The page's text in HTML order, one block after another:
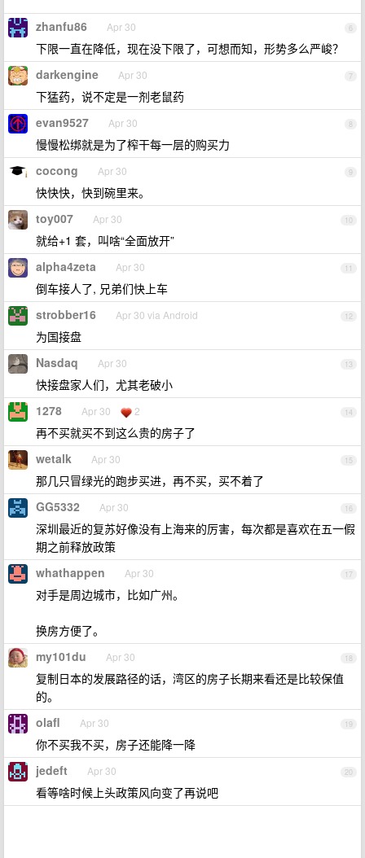
6
zhanfu86 Apr 30
下限一直在降低，现在没下限了，可想而知，形势多么严峻？
7
darkengine Apr 30
下猛药，说不定是一剂老鼠药
8
evan9527 Apr 30
慢慢松绑就是为了榨干每一层的购买力
9
cocong Apr 30
快快快，快到碗里来。
10
toy007 Apr 30
就给+1 套，叫啥“全面放开”
11
alpha4zeta Apr 30
倒车接人了, 兄弟们快上车
12
strobber16 Apr 30 via Android
为国接盘
13
Nasdaq Apr 30
快接盘家人们，尤其老破小
14
1278 Apr 30 2
再不买就买不到这么贵的房子了
15
wetalk Apr 30
那几只冒绿光的跑步买进，再不买，买不着了
16
GG5332 Apr 30
深圳最近的复苏好像没有上海来的厉害，每次都是喜欢在五一假
期之前释放政策
17
whathappen Apr 30
对手是周边城市，比如广州。
换房方便了。
18
my101du Apr 30
复制日本的发展路径的话，湾区的房子长期来看还是比较保值
的。
19
olafl Apr 30
你不买我不买，房子还能降一降
20
jedeft Apr 30
看等啥时候上头政策风向变了再说吧